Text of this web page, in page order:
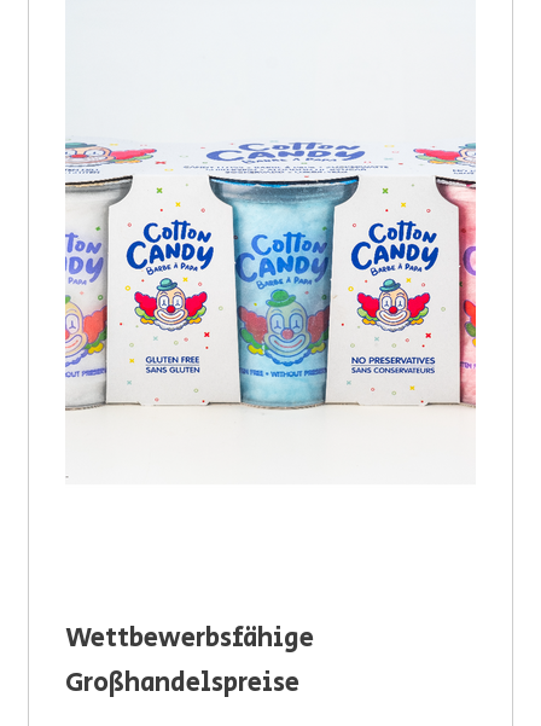
Wettbewerbsfähige
Großhandelspreise